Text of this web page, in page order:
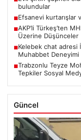
bulundular
■Efsanevi kurtarışlar
■AKP’li Türkeş’ten
Üzerine Düşünceler
■Kelebek chat adresi
Muhabbet Deneyimi
■Trabzonlu Teyze
Tepkiler Sosyal
Güncel